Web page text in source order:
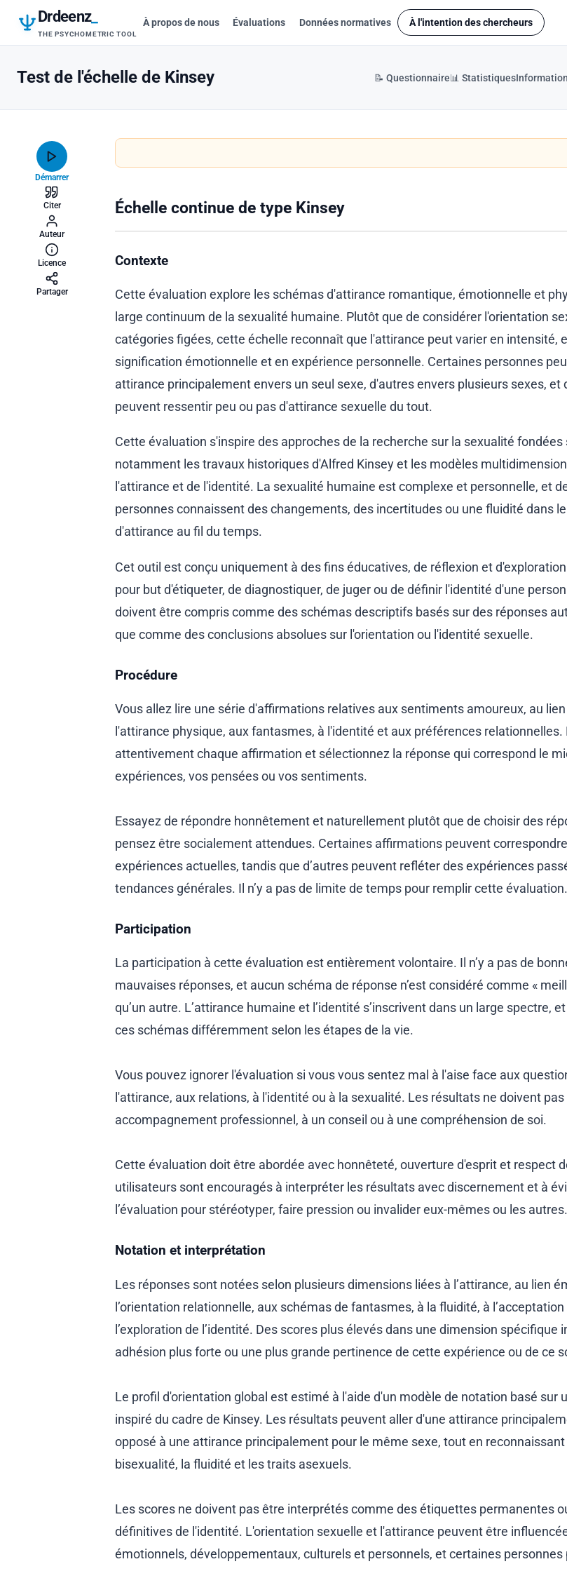
Drdeenz_
THE PSYCHOMETRIC TOOL
À propos de nous Évaluations Données normatives À l'intention des chercheurs
Test de l'échelle de Kinsey 📝 Questionnaire📊 Statistiques
Démarrer
Citer
Auteur
Licence
Partager
Échelle continue de type Kinsey
Contexte
Cette évaluation explore les schémas d'attirance romantique, émotionnelle et
large continuum de la sexualité humaine. Plutôt que de considérer l'orientation
catégories figées, cette échelle reconnaît que l'attirance peut varier en intensité,
signification émotionnelle et en expérience personnelle. Certaines personnes
attirance principalement envers un seul sexe, d'autres envers plusieurs sexes, et
peuvent ressentir peu ou pas d'attirance sexuelle du tout.
Cette évaluation s'inspire des approches de la recherche sur la sexualité fondées
notamment les travaux historiques d'Alfred Kinsey et les modèles
l'attirance et de l'identité. La sexualité humaine est complexe et personnelle, et
personnes connaissent des changements, des incertitudes ou une fluidité dans
d'attirance au fil du temps.
Cet outil est conçu uniquement à des fins éducatives, de réflexion et
pour but d'étiqueter, de diagnostiquer, de juger ou de définir l'identité d'une
doivent être compris comme des schémas descriptifs basés sur des réponses
que comme des conclusions absolues sur l'orientation ou l'identité sexuelle.
Procédure
Vous allez lire une série d'affirmations relatives aux sentiments amoureux, au
l'attirance physique, aux fantasmes, à l'identité et aux préférences relationnelles.
attentivement chaque affirmation et sélectionnez la réponse qui correspond le
expériences, vos pensées ou vos sentiments.
Essayez de répondre honnêtement et naturellement plutôt que de choisir des
pensez être socialement attendues. Certaines affirmations peuvent
expériences actuelles, tandis que d’autres peuvent refléter des expériences
tendances générales. Il n’y a pas de limite de temps pour remplir cette évaluation.
Participation
La participation à cette évaluation est entièrement volontaire. Il n’y a pas de
mauvaises réponses, et aucun schéma de réponse n’est considéré comme «
qu’un autre. L’attirance humaine et l’identité s’inscrivent dans un large spectre,
ces schémas différemment selon les étapes de la vie.
Vous pouvez ignorer l'évaluation si vous vous sentez mal à l'aise face aux
l'attirance, aux relations, à l'identité ou à la sexualité. Les résultats ne doivent
accompagnement professionnel, à un conseil ou à une compréhension de soi.
Cette évaluation doit être abordée avec honnêteté, ouverture d'esprit et respect
utilisateurs sont encouragés à interpréter les résultats avec discernement et à
l’évaluation pour stéréotyper, faire pression ou invalider eux-mêmes ou les autres.
Notation et interprétation
Les réponses sont notées selon plusieurs dimensions liées à l’attirance, au lien
l’orientation relationnelle, aux schémas de fantasmes, à la fluidité, à
l’exploration de l’identité. Des scores plus élevés dans une dimension spécifique
adhésion plus forte ou une plus grande pertinence de cette expérience ou de ce
Le profil d'orientation global est estimé à l'aide d'un modèle de notation basé sur
inspiré du cadre de Kinsey. Les résultats peuvent aller d'une attirance
opposé à une attirance principalement pour le même sexe, tout en
bisexualité, la fluidité et les traits asexuels.
Les scores ne doivent pas être interprétés comme des étiquettes permanentes
définitives de l'identité. L'orientation sexuelle et l'attirance peuvent être
émotionnels, développementaux, culturels et personnels, et certaines